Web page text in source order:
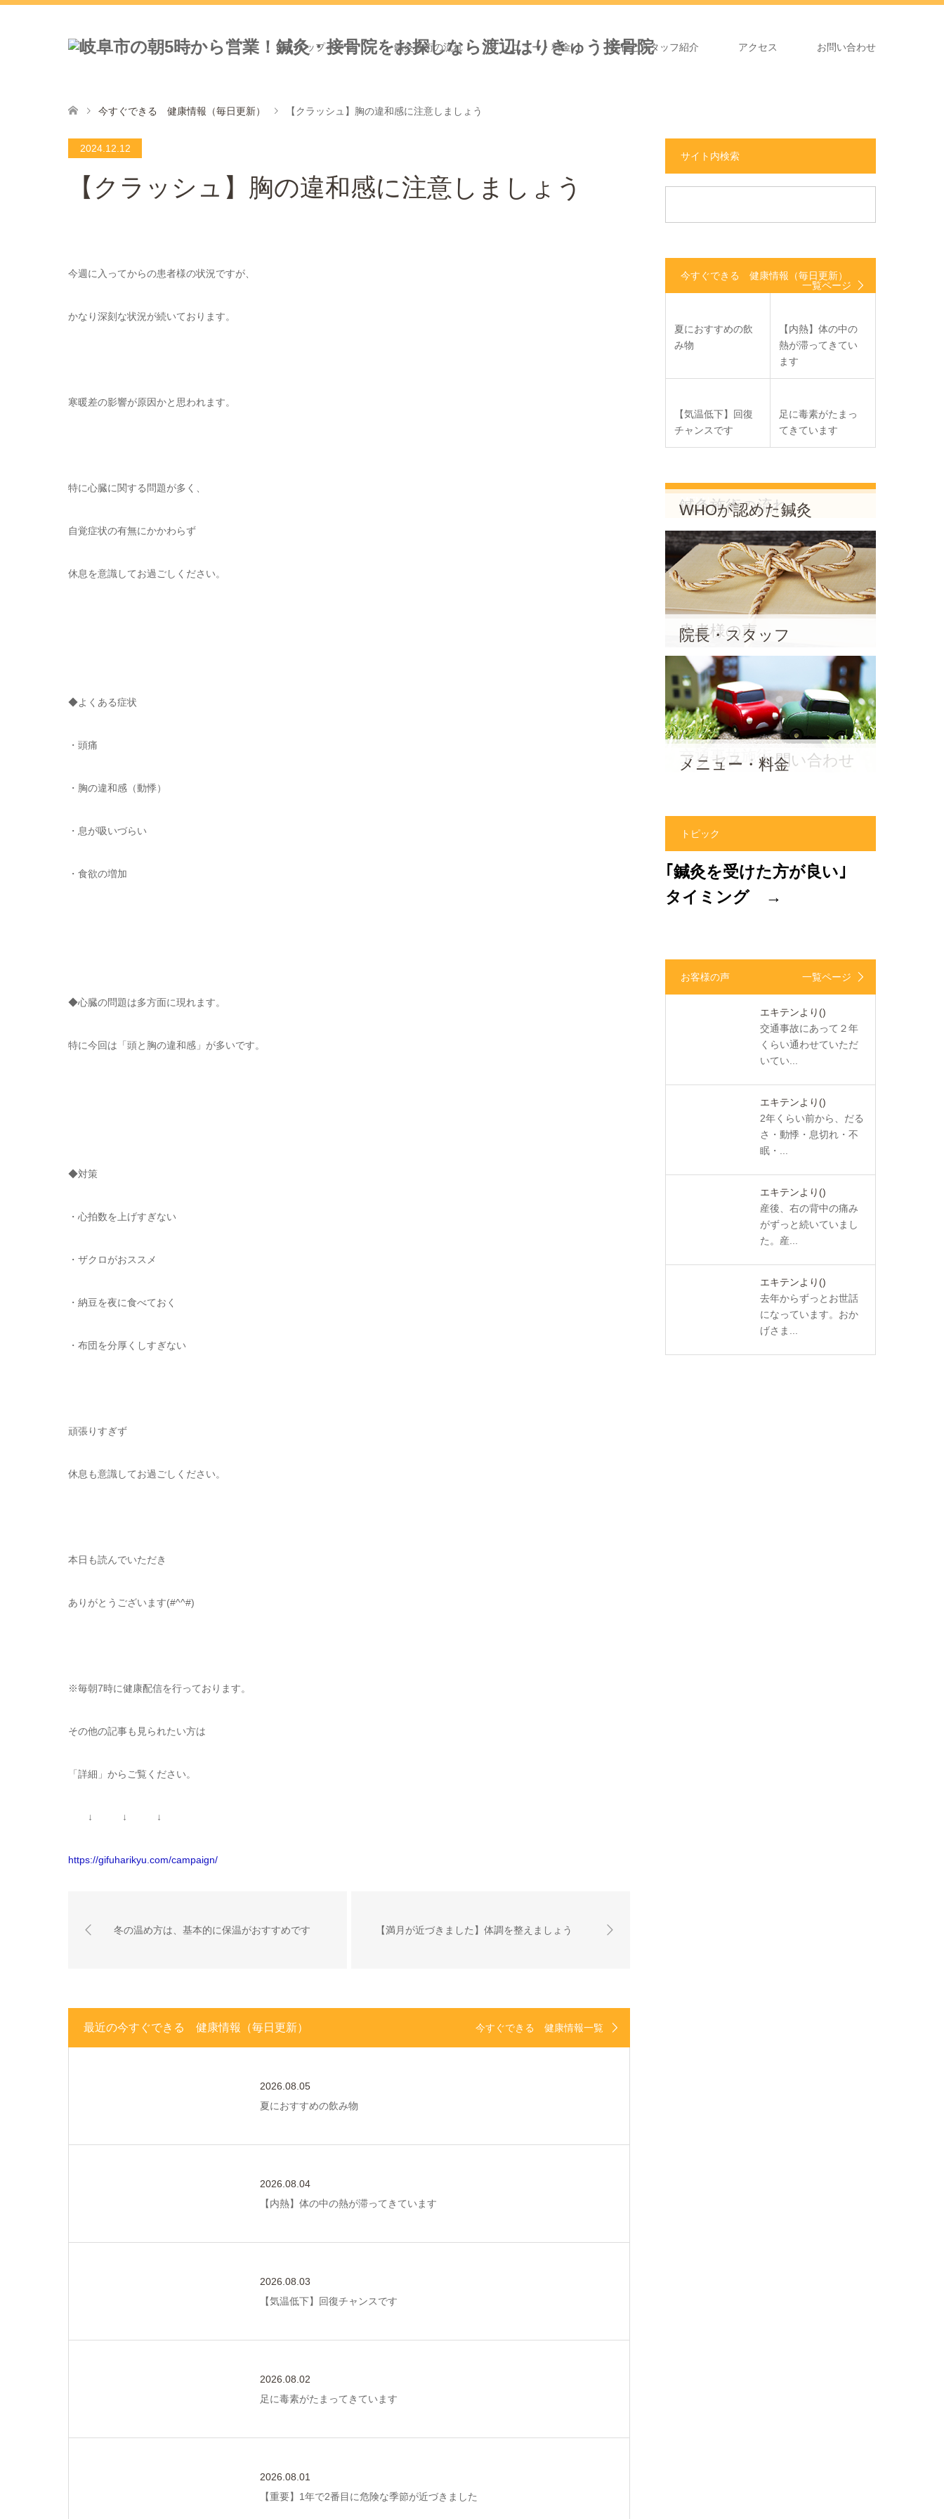
トップページ 鍼灸施術の流れ メニュー・料金 院長とスタッフ紹介 アクセス お問い合わせ
今すぐできる 健康情報（毎日更新） 【クラッシュ】胸の違和感に注意しましょう
2024.12.12
【クラッシュ】胸の違和感に注意しましょう
今週に入ってからの患者様の状況ですが、
かなり深刻な状況が続いております。
寒暖差の影響が原因かと思われます。
特に心臓に関する問題が多く、
自覚症状の有無にかかわらず
休息を意識してお過ごしください。
◆よくある症状
・頭痛
・胸の違和感（動悸）
・息が吸いづらい
・食欲の増加
◆心臓の問題は多方面に現れます。
特に今回は「頭と胸の違和感」が多いです。
◆対策
・心拍数を上げすぎない
・ザクロがおススメ
・納豆を夜に食べておく
・布団を分厚くしすぎない
頑張りすぎず
休息も意識してお過ごしください。
本日も読んでいただき
ありがとうございます(#^^#)
※毎朝7時に健康配信を行っております。
その他の記事も見られたい方は
「詳細」からご覧ください。
↓ ↓ ↓
https://gifuharikyu.com/campaign/
冬の温め方は、基本的に保温がおすすめです 【満月が近づきました】体調を整えましょう
最近の今すぐできる 健康情報（毎日更新） 今すぐできる 健康情報一覧
2026.08.05
夏におすすめの飲み物
2026.08.04
【内熱】体の中の熱が滞ってきています
2026.08.03
【気温低下】回復チャンスです
2026.08.02
足に毒素がたまってきています
2026.08.01
【重要】1年で2番目に危険な季節が近づきました
サイト内検索
今すぐできる 健康情報（毎日更新）
一覧ページ
夏におすすめの飲
み物
【内熱】体の中の
熱が滞ってきてい
ます
【気温低下】回復
チャンスです
足に毒素がたまっ
てきています
MENU
鍼灸施術の流れ
WHOが認めた鍼灸
患者様の声
院長・スタッフ
交通事故施術
アクセス・お問い合わせ
メニュー・料金
トピック
｢鍼灸を受けた方が良い｣
タイミング →
お客様の声 一覧ページ
エキテンより ()
交通事故にあって２年
くらい通わせていただ
いてい...
エキテンより ()
2年くらい前から、だる
さ・動悸・息切れ・不
眠・...
エキテンより ()
産後、右の背中の痛み
がずっと続いていまし
た。産...
エキテンより ()
去年からずっとお世話
になっています。おか
げさま...